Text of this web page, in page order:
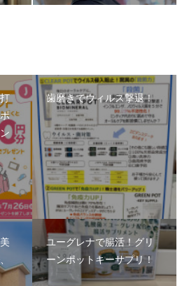
歯磨きでウィルス撃退！
ユーグレナで腸活！グリ
ーンポットキーサプリ！